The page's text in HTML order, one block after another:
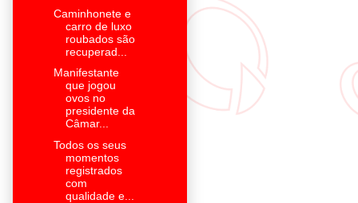
Caminhonete e
carro de luxo
roubados são
recuperad...
Manifestante
que jogou
ovos no
presidente da
Câmar...
Todos os seus
momentos
registrados
com
qualidade e...